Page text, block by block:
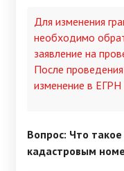
Для изменения
необходимо
заявление на
После
изменение в ЕГРН
Вопрос: Что такое
кадастровым